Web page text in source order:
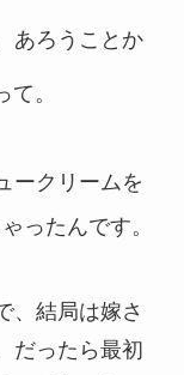
あろうことか
。
ークリームを
ったんです。
、結局は嫁さ
だったら最初